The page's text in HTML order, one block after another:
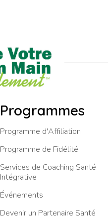
Programmes
Programme d'Affiliation
Programme de Fidélité
Services de Coaching Santé
Intégrative
Événements
Devenir un Partenaire Santé